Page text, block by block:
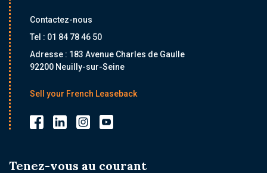
Contactez-nous
Tel : 01 84 78 46 50
Adresse : 183 Avenue Charles de Gaulle
92200 Neuilly-sur-Seine
Sell your French Leaseback
Tenez-vous au courant